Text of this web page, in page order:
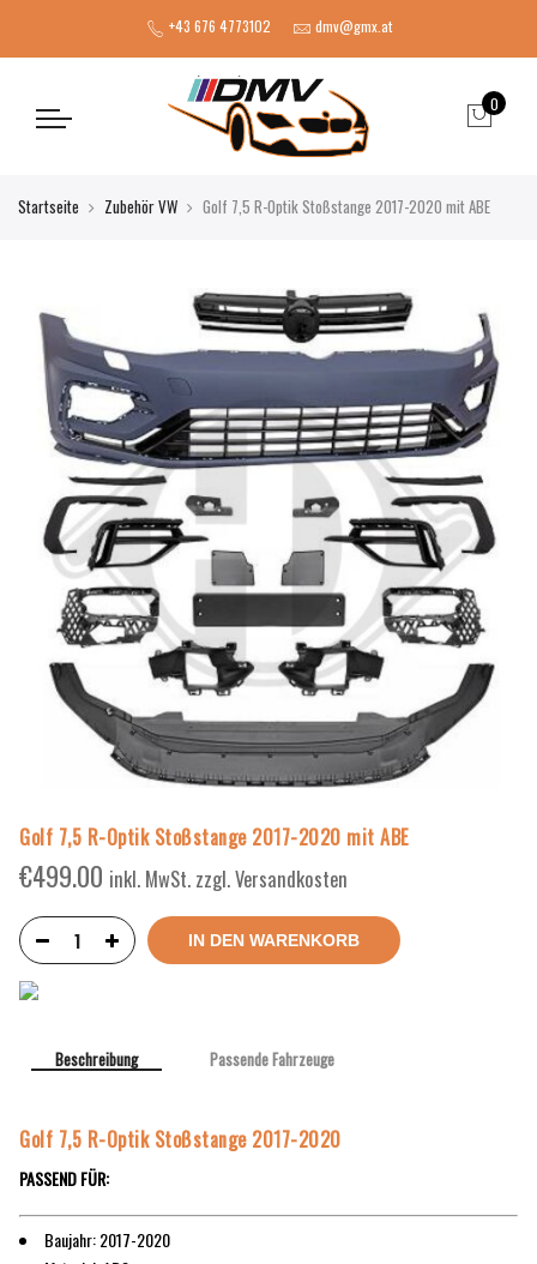
+43 676 4773102 dmv@gmx.at
0
Startseite Zubehör VW Golf 7,5 R-Optik Stoßstange 2017-2020 mit ABE
Golf 7,5 R-Optik Stoßstange 2017-2020 mit ABE
€499.00 inkl. MwSt. zzgl. Versandkosten
IN DEN WARENKORB
Beschreibung Passende Fahrzeuge
Golf 7,5 R-Optik Stoßstange 2017-2020
PASSEND FÜR:
Baujahr: 2017-2020